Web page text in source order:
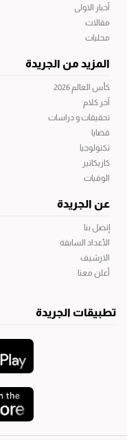
أخبار الاولى
مقالات
محليات
المزيد من الجريدة
كأس العالم 2026
آخر كلام
تحقيقات و دراسات
قضايا
تكنولوجيا
كاريكاتير
الوفيات
عن الجريدة
إتصل بنا
الأعداد السابقة
الارشيف
أعلن معنا
تطبيقات الجريدة